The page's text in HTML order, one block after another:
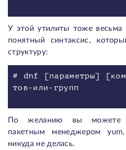
У этой утилиты тоже весьма
понятный синтаксис,
структуру:
# dnf [параметры]
По желанию вы можете
пакетным менеджером
никуда не делась.